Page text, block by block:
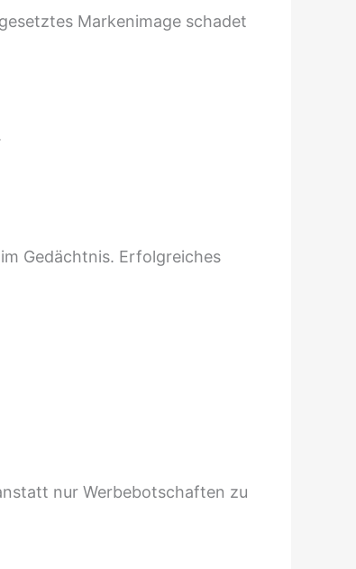
Markenimage schadet
Gedächtnis. Erfolgreiches
nur Werbebotschaften zu